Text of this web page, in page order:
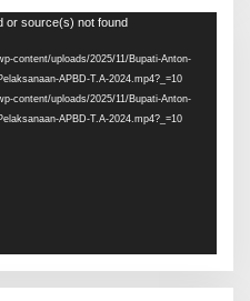
or source(s) not found
content/uploads/2025/11/Bupati-Anton-
APBD-T.A-2024.mp4?_=10
content/uploads/2025/11/Bupati-Anton-
APBD-T.A-2024.mp4?_=10